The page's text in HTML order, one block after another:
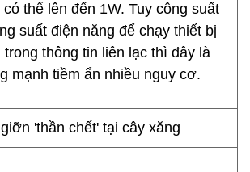
thể lên đến 1W. Tuy công suất
suất điện năng để chạy thiết bị
thông tin liên lạc thì đây là
mạnh tiềm ẩn nhiều nguy cơ.